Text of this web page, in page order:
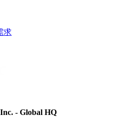
求
- Global HQ